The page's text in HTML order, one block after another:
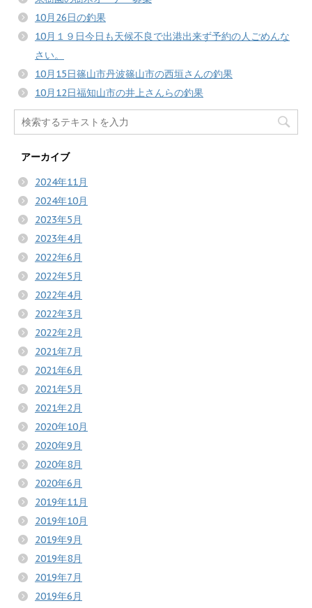
10月26日の釣果
10月１９日今日も天候不良で出港出来ず予約の人ごめんな
さい。
10月15日篠山市丹波篠山市の西垣さんの釣果
10月12日福知山市の井上さんらの釣果
アーカイブ
2024年11月
2024年10月
2023年5月
2023年4月
2022年6月
2022年5月
2022年4月
2022年3月
2022年2月
2021年7月
2021年6月
2021年5月
2021年2月
2020年10月
2020年9月
2020年8月
2020年6月
2019年11月
2019年10月
2019年9月
2019年8月
2019年7月
2019年6月